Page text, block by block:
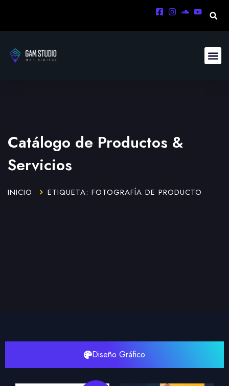
Catálogo de Productos &
Servicios
INICIO ETIQUETA: FOTOGRAFÍA DE PRODUCTO
Diseño Gráfico